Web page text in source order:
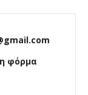
φόρμα